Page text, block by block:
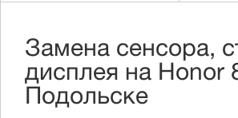
Замена сенсора,
дисплея на Honor
Подольске